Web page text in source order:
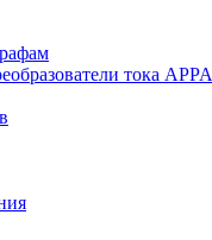
тока APPA